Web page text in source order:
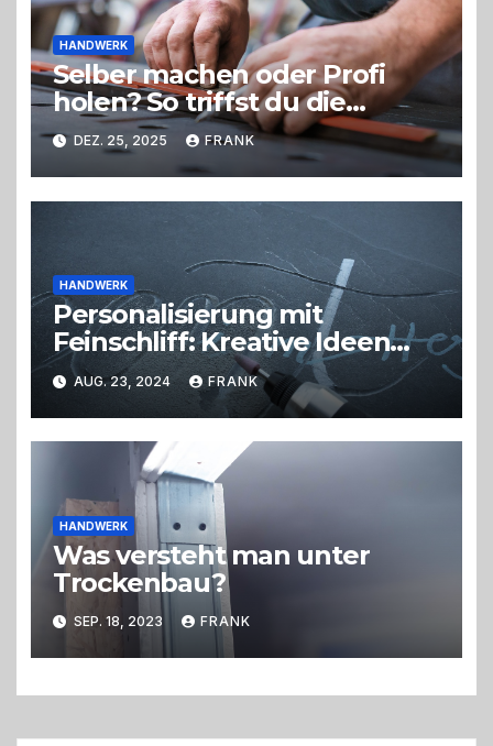
HANDWERK
Selber machen oder Profi
holen? So triffst du die
richtige Entscheidung
DEZ. 25, 2025 FRANK
HANDWERK
Personalisierung mit
Feinschliff: Kreative Ideen
vorgestellt
AUG. 23, 2024 FRANK
HANDWERK
Was versteht man unter
Trockenbau?
SEP. 18, 2023 FRANK